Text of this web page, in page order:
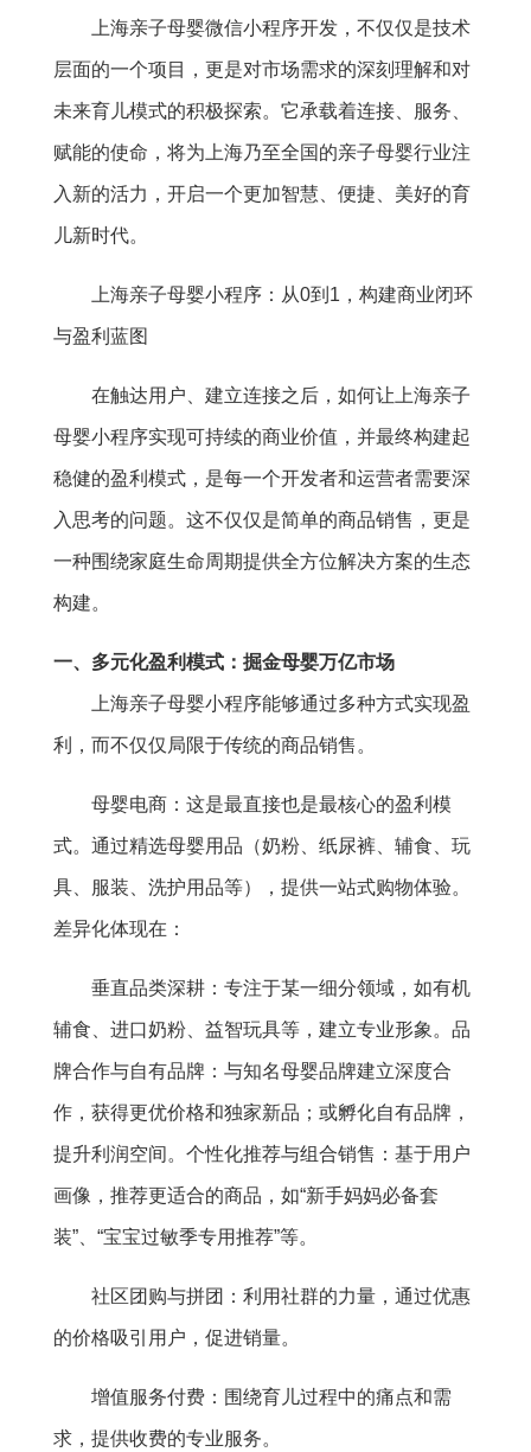
上海亲子母婴微信小程序开发，不仅仅是技术
层面的一个项目，更是对市场需求的深刻理解和对
未来育儿模式的积极探索。它承载着连接、服务、
赋能的使命，将为上海乃至全国的亲子母婴行业注
入新的活力，开启一个更加智慧、便捷、美好的育
儿新时代。
上海亲子母婴小程序：从0到1，构建商业闭环
与盈利蓝图
在触达用户、建立连接之后，如何让上海亲子
母婴小程序实现可持续的商业价值，并最终构建起
稳健的盈利模式，是每一个开发者和运营者需要深
入思考的问题。这不仅仅是简单的商品销售，更是
一种围绕家庭生命周期提供全方位解决方案的生态
构建。
一、多元化盈利模式：掘金母婴万亿市场
上海亲子母婴小程序能够通过多种方式实现盈
利，而不仅仅局限于传统的商品销售。
母婴电商：这是最直接也是最核心的盈利模
式。通过精选母婴用品（奶粉、纸尿裤、辅食、玩
具、服装、洗护用品等），提供一站式购物体验。
差异化体现在：
垂直品类深耕：专注于某一细分领域，如有机
辅食、进口奶粉、益智玩具等，建立专业形象。品
牌合作与自有品牌：与知名母婴品牌建立深度合
作，获得更优价格和独家新品；或孵化自有品牌，
提升利润空间。个性化推荐与组合销售：基于用户
画像，推荐更适合的商品，如“新手妈妈必备套
装”、“宝宝过敏季专用推荐”等。
社区团购与拼团：利用社群的力量，通过优惠
的价格吸引用户，促进销量。
增值服务付费：围绕育儿过程中的痛点和需
求，提供收费的专业服务。